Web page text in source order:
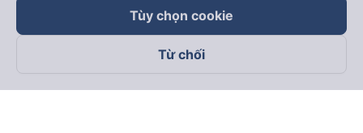
Theo dõi chúng tôi trên
Tùy chọn cookie
Từ chối